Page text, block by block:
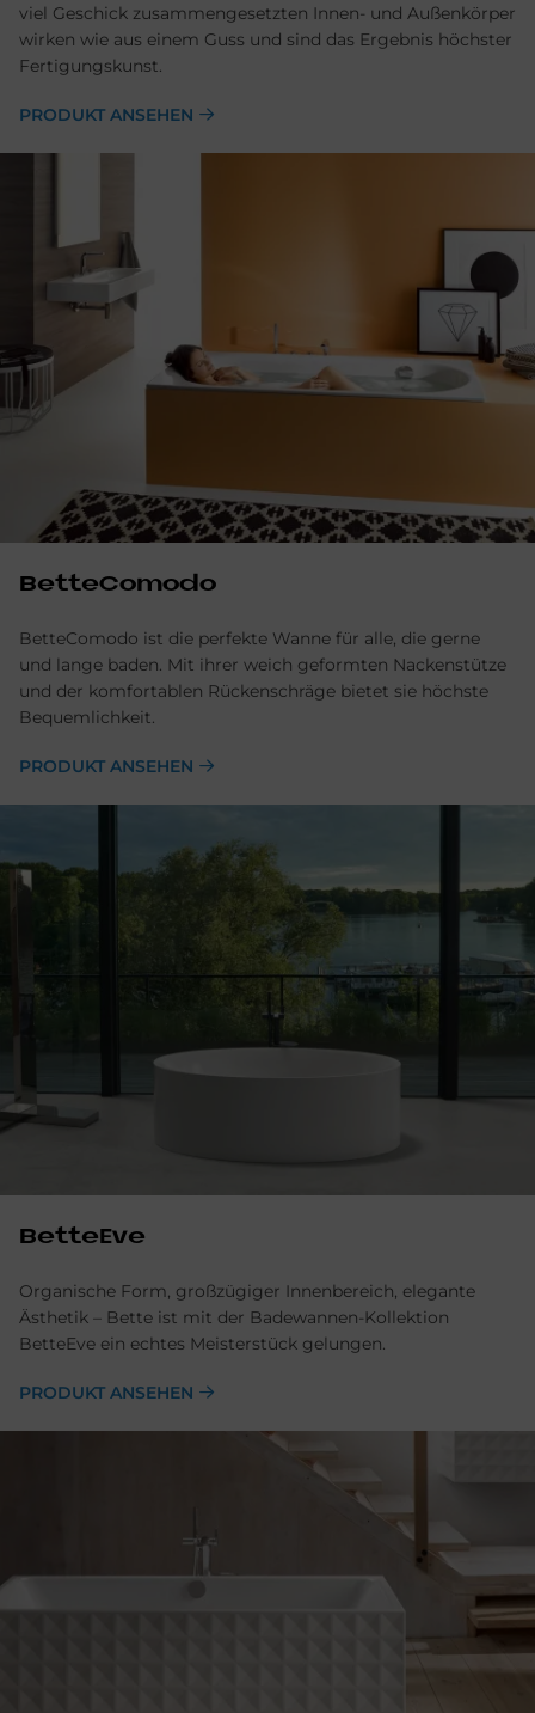
viel Geschick zusammengesetzten Innen- und Außenkörper
wirken wie aus einem Guss und sind das Ergebnis höchster
Fertigungskunst.
PRODUKT ANSEHEN
BetteComodo
BetteComodo ist die perfekte Wanne für alle, die gerne
und lange baden. Mit ihrer weich geformten Nackenstütze
und der komfortablen Rückenschräge bietet sie höchste
Bequemlichkeit.
PRODUKT ANSEHEN
BetteEve
Organische Form, großzügiger Innenbereich, elegante
Ästhetik – Bette ist mit der Badewannen-Kollektion
BetteEve ein echtes Meisterstück gelungen.
PRODUKT ANSEHEN